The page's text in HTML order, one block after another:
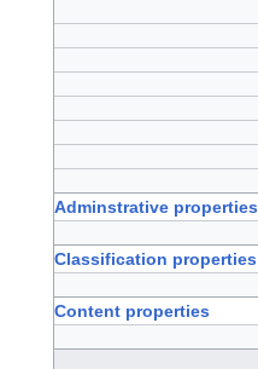
Adminstrative properties
Classification properties
Content properties